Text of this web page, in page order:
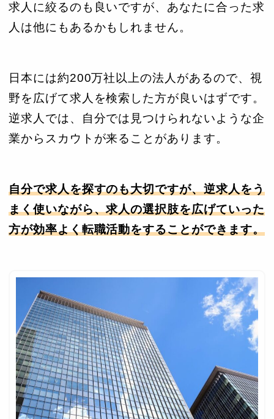
求人に絞るのも良いですが、あなたに合った求
人は他にもあるかもしれません。
日本には約200万社以上の法人があるので、視
野を広げて求人を検索した方が良いはずです。
逆求人では、自分では見つけられないような企
業からスカウトが来ることがあります。
自分で求人を探すのも大切ですが、逆求人をう
まく使いながら、求人の選択肢を広げていった
方が効率よく転職活動をすることができます。